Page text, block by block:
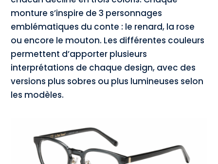
monture s’inspire de 3 personnages
emblématiques du conte : le renard, la rose
ou encore le mouton. Les différentes couleurs
permettent d’apporter plusieurs
interprétations de chaque design, avec des
versions plus sobres ou plus lumineuses selon
les modèles.